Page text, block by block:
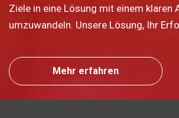
Ziele in eine Lösung mit einem klaren
umzuwandeln. Unsere Lösung, Ihr
Mehr erfahren